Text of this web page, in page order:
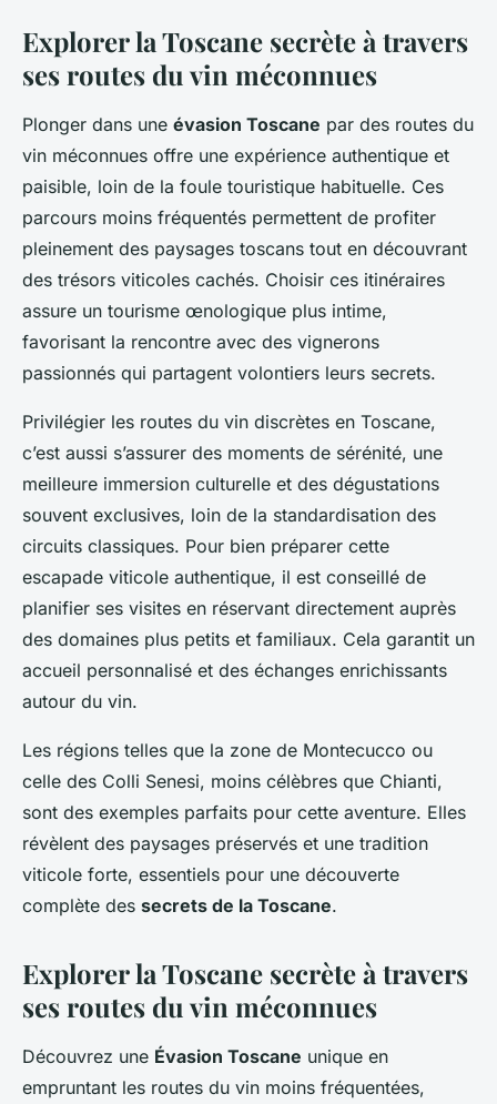
Évasion Toscane : Découvrez
les Chemins Cachés du Vin en
Italie
Mathilde • 29 avril 2025 8 min de lecture
Explorer la Toscane secrète à travers
ses routes du vin méconnues
Plonger dans une évasion Toscane par des routes du
vin méconnues offre une expérience authentique et
paisible, loin de la foule touristique habituelle. Ces
parcours moins fréquentés permettent de profiter
pleinement des paysages toscans tout en découvrant
des trésors viticoles cachés. Choisir ces itinéraires
assure un tourisme œnologique plus intime,
favorisant la rencontre avec des vignerons
passionnés qui partagent volontiers leurs secrets.
Privilégier les routes du vin discrètes en Toscane,
c’est aussi s’assurer des moments de sérénité, une
meilleure immersion culturelle et des dégustations
souvent exclusives, loin de la standardisation des
circuits classiques. Pour bien préparer cette
escapade viticole authentique, il est conseillé de
planifier ses visites en réservant directement auprès
des domaines plus petits et familiaux. Cela garantit un
accueil personnalisé et des échanges enrichissants
autour du vin.
Les régions telles que la zone de Montecucco ou
celle des Colli Senesi, moins célèbres que Chianti,
sont des exemples parfaits pour cette aventure. Elles
révèlent des paysages préservés et une tradition
viticole forte, essentiels pour une découverte
complète des secrets de la Toscane.
Explorer la Toscane secrète à travers
ses routes du vin méconnues
Découvrez une Évasion Toscane unique en
empruntant les routes du vin moins fréquentées,